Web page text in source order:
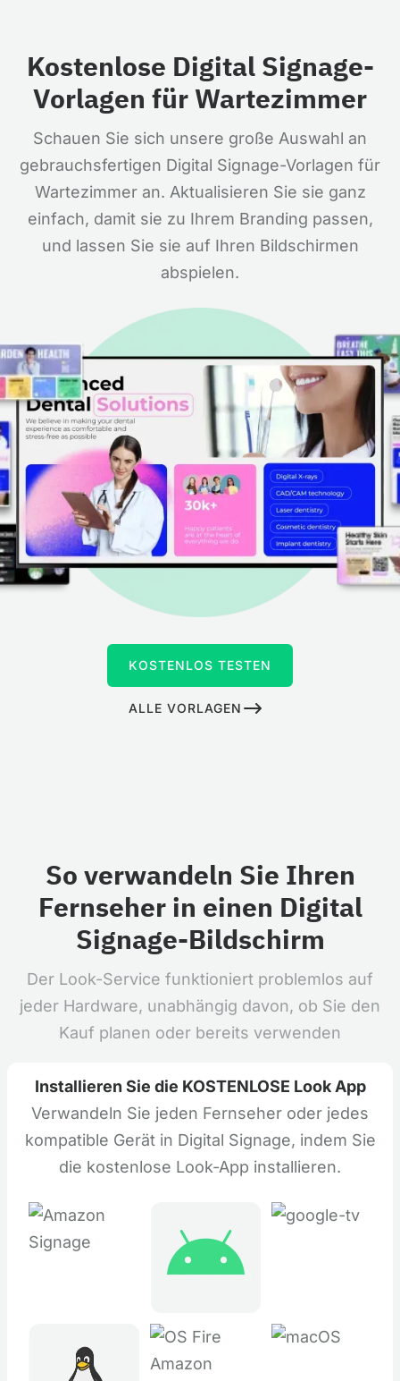
Kostenlose Digital Signage-
Vorlagen für Wartezimmer
Schauen Sie sich unsere große Auswahl an
gebrauchsfertigen Digital Signage-Vorlagen für
Wartezimmer an. Aktualisieren Sie sie ganz
einfach, damit sie zu Ihrem Branding passen,
und lassen Sie sie auf Ihren Bildschirmen
abspielen.
KOSTENLOS TESTEN
ALLE VORLAGEN
So verwandeln Sie Ihren
Fernseher in einen Digital
Signage-Bildschirm
Der Look-Service funktioniert problemlos auf
jeder Hardware, unabhängig davon, ob Sie den
Kauf planen oder bereits verwenden
Installieren Sie die KOSTENLOSE Look App
Verwandeln Sie jeden Fernseher oder jedes
kompatible Gerät in Digital Signage, indem Sie
die kostenlose Look-App installieren.